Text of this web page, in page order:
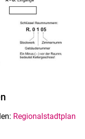
Regionalstadtplan